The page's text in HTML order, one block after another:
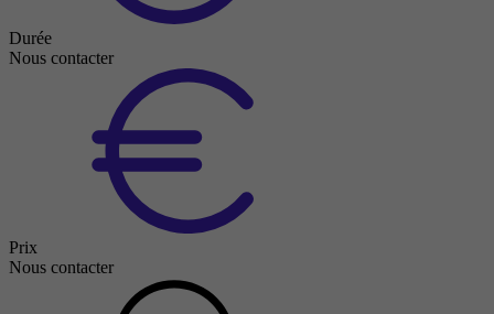
Durée
Nous contacter
Prix
Nous contacter